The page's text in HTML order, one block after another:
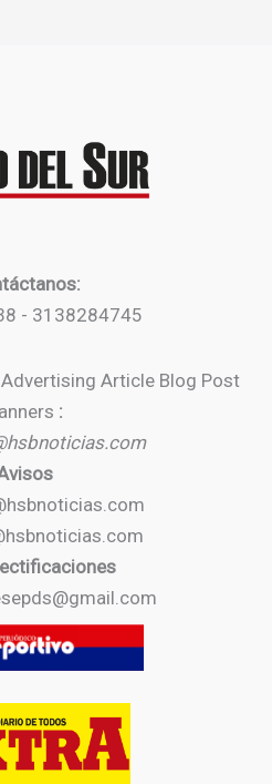
- 3138284745
Article Blog Post
: